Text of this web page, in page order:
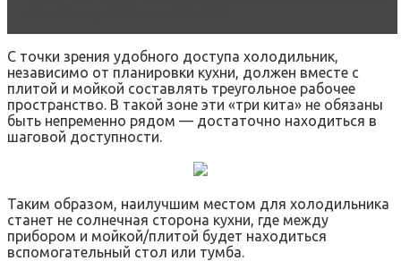
С точки зрения удобного доступа холодильник,
независимо от планировки кухни, должен вместе с
плитой и мойкой составлять треугольное рабочее
пространство. В такой зоне эти «три кита» не обязаны
быть непременно рядом — достаточно находиться в
шаговой доступности.
Таким образом, наилучшим местом для холодильника
станет не солнечная сторона кухни, где между
прибором и мойкой/плитой будет находиться
вспомогательный стол или тумба.